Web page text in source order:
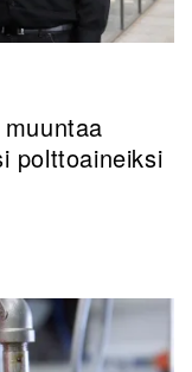
polttoaineiksi